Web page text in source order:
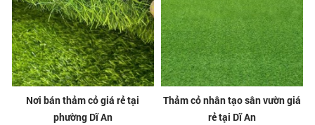
Nơi bán thảm cỏ giá rẻ tại
phường Dĩ An
Thảm cỏ nhân tạo sân vườn giá
rẻ tại Dĩ An